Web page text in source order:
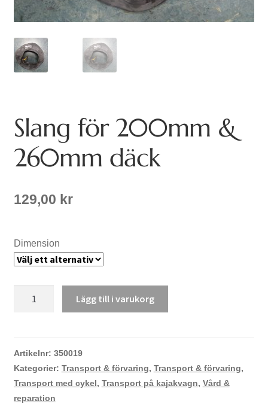
Slang för 200mm &
260mm däck
129,00 kr
Dimension
260mm
däck
mängd
Lägg till i varukorg
Artikelnr: 350019
Kategorier: Transport & förvaring, Transport & förvaring,
Transport med cykel, Transport på kajakvagn, Vård &
reparation